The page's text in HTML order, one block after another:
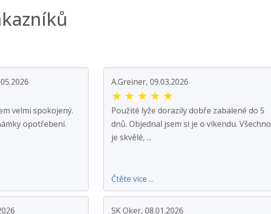
velmi spokojený.
opotřebení.
A.Greiner, 09.03.2026
★ ★ ★ ★ ★
Použité lyže dorazily dobře zabalené do 5
dnů. Objednal jsem si je o víkendu. Všechno
je skvělé, ...
Čtěte více ...
SK Oker, 08.01.2026